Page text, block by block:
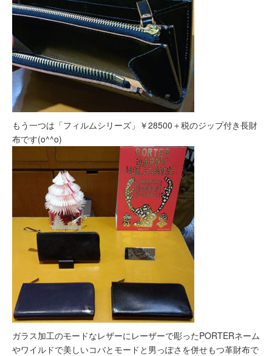
もう一つは「フィルムシリーズ」￥28500＋税のジップ付き長財
布です(o^^o)
ガラス加工のモードなレザーにレーザーで彫ったPORTERネーム
やワイルドで美しいコバとモードと男っぽさを併せもつ革財布で